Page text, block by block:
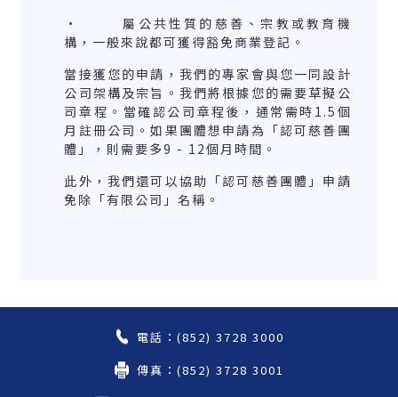
· 屬公共性質的慈善、宗教或教育機
構，一般來說都可獲得豁免商業登記。
當接獲您的申請，我們的專家會與您一同設計
公司架構及宗旨。我們將根據您的需要草擬公
司章程。當確認公司章程後，通常需時1.5個
月註冊公司。如果團體想申請為「認可慈善團
體」，則需要多9 - 12個月時間。
此外，我們還可以協助「認可慈善團體」申請
免除「有限公司」名稱。
電話：(852) 3728 3000
傳真：(852) 3728 3001